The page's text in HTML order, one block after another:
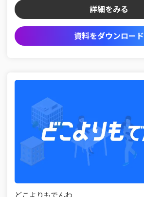
詳細をみる
資料をダウンロード
どこよりもでんわ